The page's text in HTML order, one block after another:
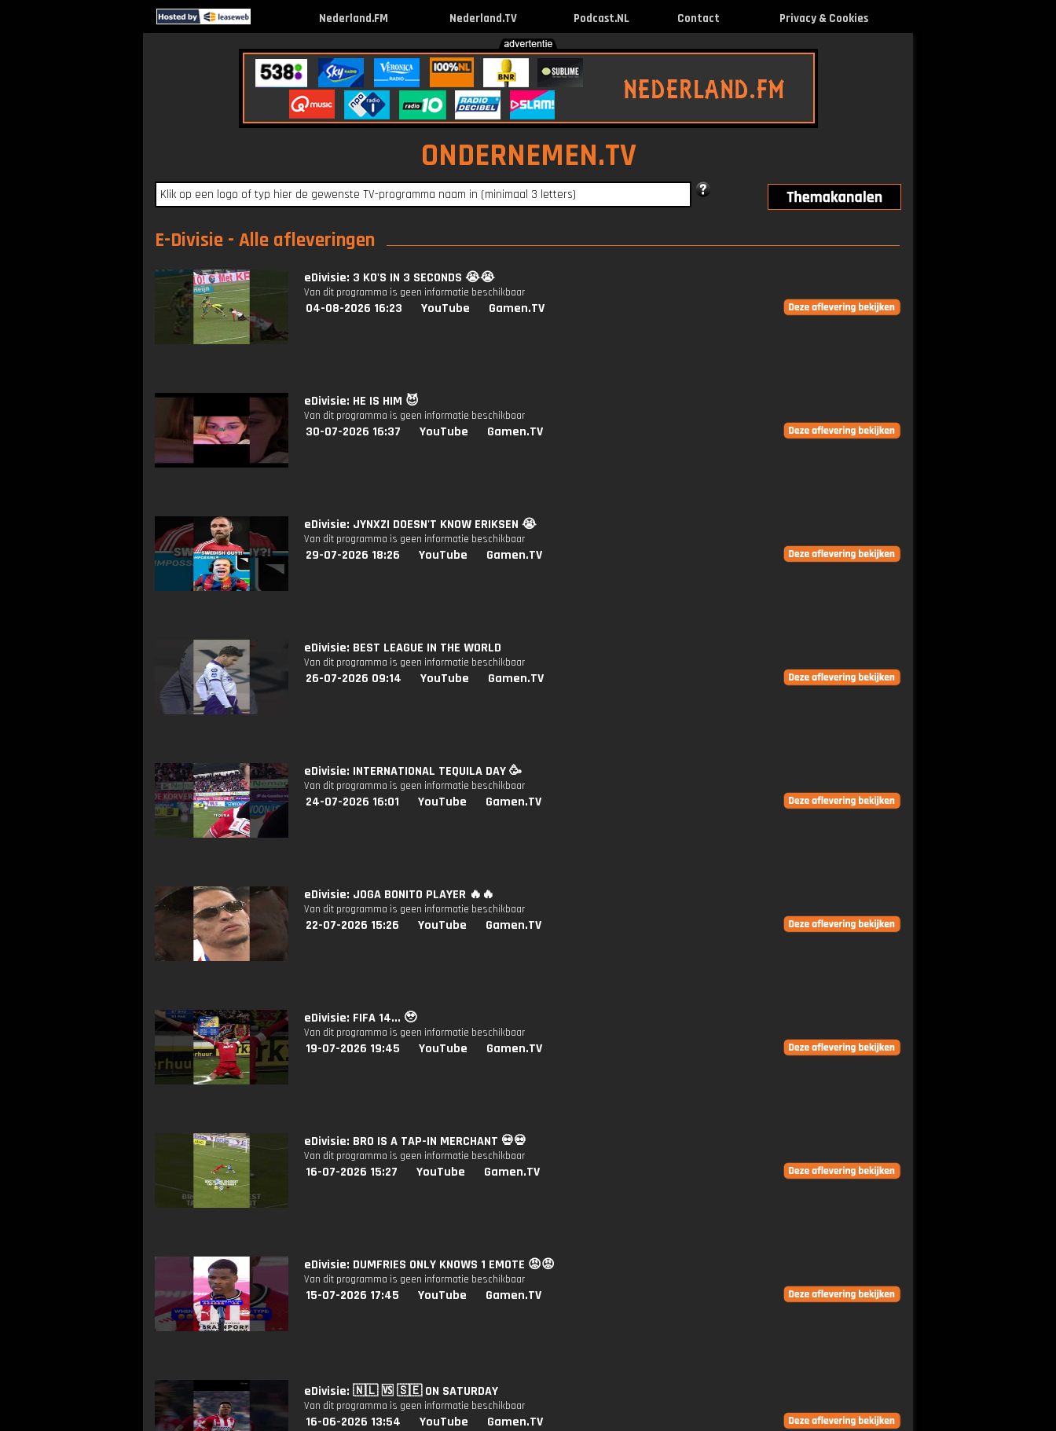
Nederland.FM Nederland.TV Podcast.NL Contact Privacy & Cookies
ONDERNEMEN.TV
E-Divisie - Alle afleveringen
eDivisie: 3 KO'S IN 3 SECONDS 😭😭
Van dit programma is geen informatie beschikbaar
04-08-2026 16:23 YouTube Gamen.TV
eDivisie: HE IS HIM 😈
Van dit programma is geen informatie beschikbaar
30-07-2026 16:37 YouTube Gamen.TV
eDivisie: JYNXZI DOESN'T KNOW ERIKSEN 😭
Van dit programma is geen informatie beschikbaar
29-07-2026 18:26 YouTube Gamen.TV
eDivisie: BEST LEAGUE IN THE WORLD
Van dit programma is geen informatie beschikbaar
26-07-2026 09:14 YouTube Gamen.TV
eDivisie: INTERNATIONAL TEQUILA DAY 🥳
Van dit programma is geen informatie beschikbaar
24-07-2026 16:01 YouTube Gamen.TV
eDivisie: JOGA BONITO PLAYER 🔥🔥
Van dit programma is geen informatie beschikbaar
22-07-2026 15:26 YouTube Gamen.TV
eDivisie: FIFA 14... 🥹
Van dit programma is geen informatie beschikbaar
19-07-2026 19:45 YouTube Gamen.TV
eDivisie: BRO IS A TAP-IN MERCHANT 💀💀
Van dit programma is geen informatie beschikbaar
16-07-2026 15:27 YouTube Gamen.TV
eDivisie: DUMFRIES ONLY KNOWS 1 EMOTE 😡😡
Van dit programma is geen informatie beschikbaar
15-07-2026 17:45 YouTube Gamen.TV
eDivisie: 🇳🇱 🆚️ 🇸🇪 ON SATURDAY
Van dit programma is geen informatie beschikbaar
16-06-2026 13:54 YouTube Gamen.TV